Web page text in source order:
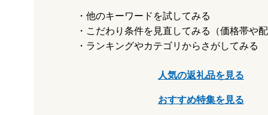
他のキーワードを試してみる
こだわり条件を見直してみる（価格帯や
ランキングやカテゴリからさがしてみる
人気の返礼品を見る
おすすめ特集を見る